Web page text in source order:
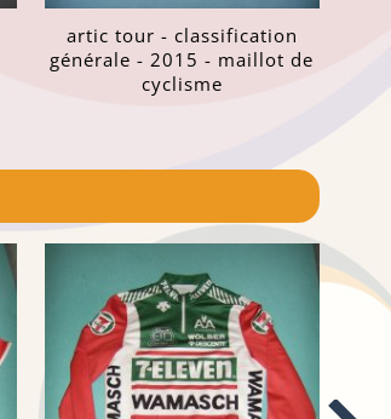
artic tour - classification
générale - 2015 - maillot de
cyclisme